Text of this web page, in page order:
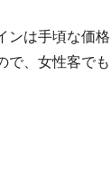
ンは手頃な価格
で、女性客でも